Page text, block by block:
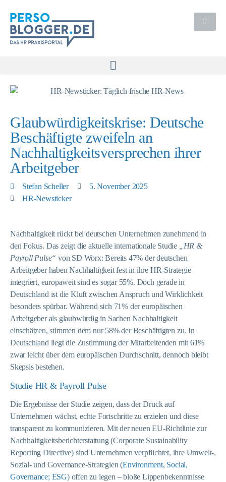
Glaubwürdigkeitskrise: Deutsche
Beschäftigte zweifeln an
Nachhaltigkeitsversprechen ihrer
Arbeitgeber
Stefan Scheller
5. November 2025
HR-Newsticker
Nachhaltigkeit rückt bei deutschen Unternehmen zunehmend in
den Fokus. Das zeigt die aktuelle internationale Studie
„HR &
Payroll Pulse“ von SD Worx: Bereits 47% der deutschen
Arbeitgeber haben Nachhaltigkeit fest in ihre HR-Strategie
integriert, europaweit sind es sogar 55%. Doch gerade in
Deutschland ist die Kluft zwischen Anspruch und Wirklichkeit
besonders spürbar. Während sich 71% der europäischen
Arbeitgeber als glaubwürdig in Sachen Nachhaltigkeit
einschätzen, stimmen dem nur 58% der Beschäftigten zu. In
Deutschland liegt die Zustimmung der Mitarbeitenden mit 61%
zwar leicht über dem europäischen Durchschnitt, dennoch bleibt
Skepsis bestehen.
Studie HR & Payroll Pulse
Die Ergebnisse der Studie zeigen, dass der Druck auf
Unternehmen wächst, echte Fortschritte zu erzielen und diese
transparent zu kommunizieren. Mit der neuen EU-Richtlinie zur
Nachhaltigkeitsberichterstattung (Corporate Sustainability
Reporting Directive) sind Unternehmen verpflichtet, ihre Umwelt-,
Sozial- und Governance-Strategien (Environment, Social,
Governance; ESG) offen zu legen – bloße Lippenbekenntnisse